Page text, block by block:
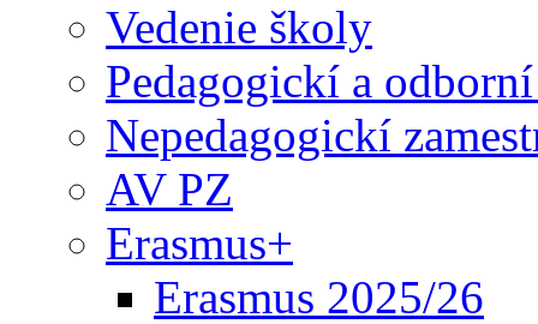
Vedenie školy
Pedagogickí a
Nepedagogickí
AV PZ
Erasmus+
Erasmus 2025/26